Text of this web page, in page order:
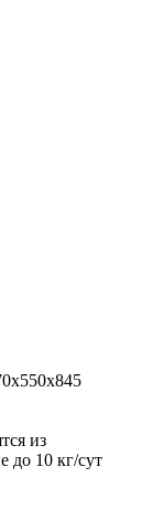
из
до 10 кг/сут